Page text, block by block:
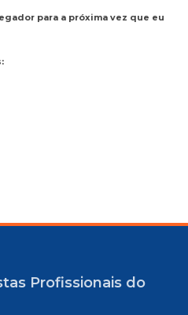
para a próxima vez que eu
Profissionais do